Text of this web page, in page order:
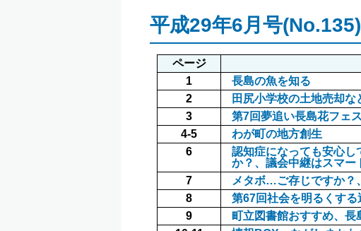
平成29年6月号(No.135)
ページ
1
長島の魚を知る
2
田尻小学校の土地売却な
3
第7回夢追い長島花フェ
4-5
わが町の地方創生
6
認知症になっても安心し
か？、議会中継はスマー
7 メタボ…ご存じですか？
8
第67回社会を明るくす
9
町立図書館おすすめ、長